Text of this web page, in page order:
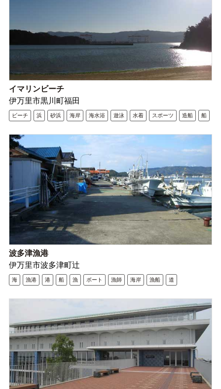
イマリンビーチ
伊万里市黒川町福田
ビーチ 浜 砂浜 海岸 海水浴 遊泳 水着 スポーツ 造船 船
波多津漁港
伊万里市波多津町辻
海 漁港 港 船 漁 ボート 漁師 海岸 漁船 道